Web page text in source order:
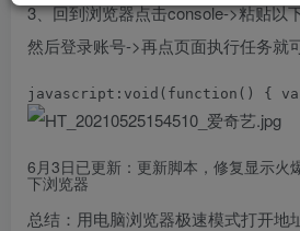
3、回到浏览器点击console->粘贴以
然后登录账号->再点页面执行任务就
javascript:void(function() {
6月3日已更新：更新脚本，修复显示火
下浏览器
总结：用电脑浏览器极速模式打开地